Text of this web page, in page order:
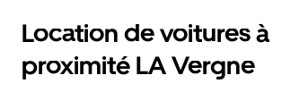
Location de voitures à
proximité LA Vergne